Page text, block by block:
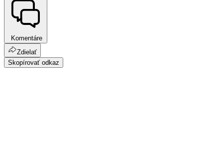
Komentáre
Zdielať
Skopírovať odkaz